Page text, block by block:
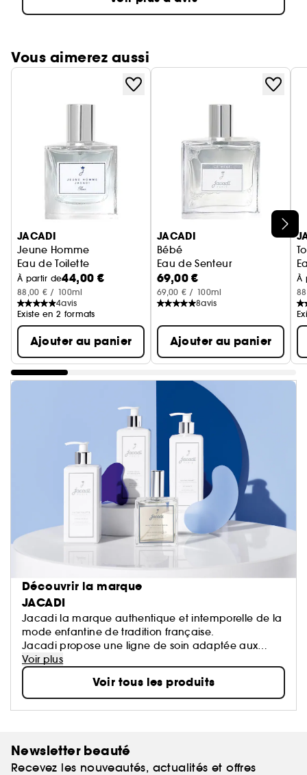
Vous aimerez aussi
Ignorer le carrousel produits
JACADI
Jeune Homme
Eau de Toilette
À partir de44,00 €
88,00 € / 100ml
4avis
Existe en 2 formats
Ajouter au panier
JACADI
Bébé
Eau de Senteur
69,00 €
69,00 € / 100ml
8avis
Ajouter au panier
À
Découvrir la marque
JACADI
Jacadi la marque authentique et intemporelle de la
mode enfantine de tradition française.
Jacadi propose une ligne de soin adaptée aux
bébés et respectueuse de leurs peaux; ainsi qu’une
gamme d’eaux parfumées aux notes délicates et
fraîches, pour petits et grands. Des idées cadeaux à
offrir ou à s’offrir !
Voir plus
Voir tous les produits
Newsletter beauté
Recevez les nouveautés, actualités et offres